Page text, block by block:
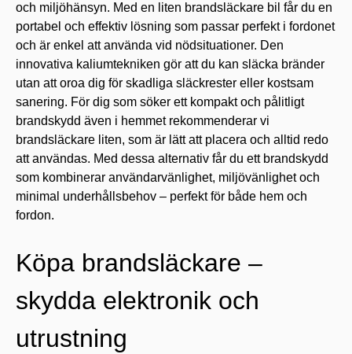
och miljöhänsyn. Med en liten brandsläckare bil får du en
portabel och effektiv lösning som passar perfekt i fordonet
och är enkel att använda vid nödsituationer. Den
innovativa kaliumtekniken gör att du kan släcka bränder
utan att oroa dig för skadliga släckrester eller kostsam
sanering. För dig som söker ett kompakt och pålitligt
brandskydd även i hemmet rekommenderar vi
brandsläckare liten, som är lätt att placera och alltid redo
att användas. Med dessa alternativ får du ett brandskydd
som kombinerar användarvänlighet, miljövänlighet och
minimal underhållsbehov – perfekt för både hem och
fordon.
Köpa brandsläckare –
skydda elektronik och
utrustning